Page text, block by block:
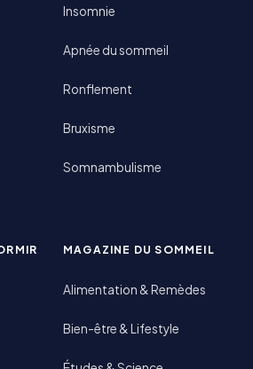
Insomnie
Apnée du sommeil
Ronflement
Bruxisme
Somnambulisme
MAGAZINE DU SOMMEIL
Alimentation & Remèdes
Bien-être & Lifestyle